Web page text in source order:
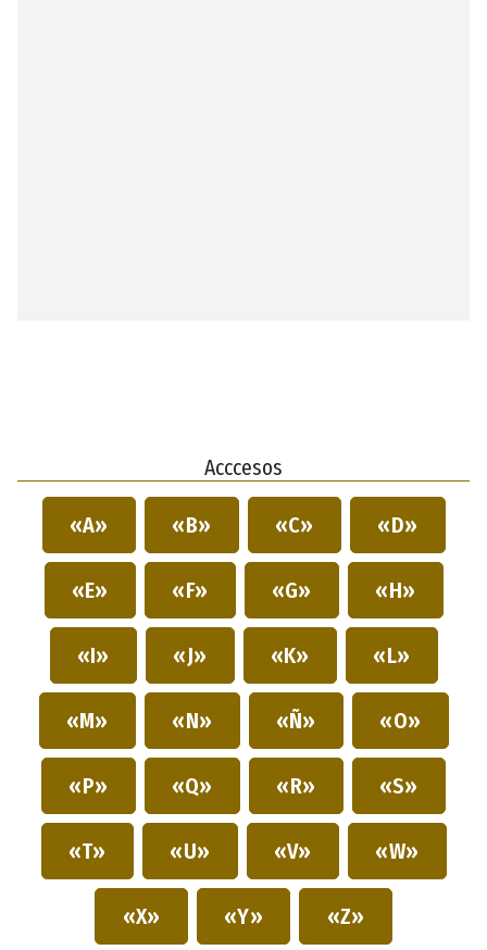
Acccesos
«A» «B» «C» «D»
«E» «F» «G» «H»
«I» «J» «K» «L»
«M» «N» «Ñ» «O»
«P» «Q» «R» «S»
«T» «U» «V» «W»
«X» «Y» «Z»